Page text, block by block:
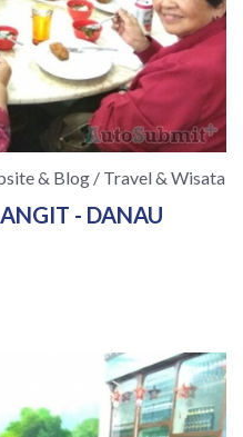
& Blog / Travel & Wisata
- DANAU